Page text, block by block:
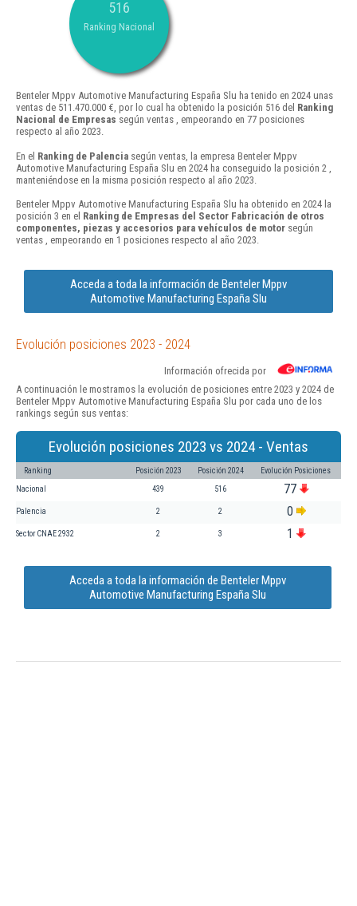
516
Ranking Nacional
Benteler Mppv Automotive Manufacturing España Slu ha tenido en 2024 unas
ventas de 511.470.000 €, por lo cual ha obtenido la posición 516 del Ranking
Nacional de Empresas según ventas , empeorando en 77 posiciones
respecto al año 2023.
En el Ranking de Palencia según ventas, la empresa Benteler Mppv
Automotive Manufacturing España Slu en 2024 ha conseguido la posición 2 ,
manteniéndose en la misma posición respecto al año 2023.
Benteler Mppv Automotive Manufacturing España Slu ha obtenido en 2024 la
posición 3 en el Ranking de Empresas del Sector Fabricación de otros
componentes, piezas y accesorios para vehículos de motor según
ventas , empeorando en 1 posiciones respecto al año 2023.
Acceda a toda la información de Benteler Mppv
Automotive Manufacturing España Slu
Evolución posiciones 2023 - 2024
Información ofrecida por
A continuación le mostramos la evolución de posiciones entre 2023 y 2024 de
Benteler Mppv Automotive Manufacturing España Slu por cada uno de los
rankings según sus ventas:
Evolución posiciones 2023 vs 2024 - Ventas
Ranking Posición 2023 Posición 2024 Evolución Posiciones
Nacional 439 516 77
Palencia 2 2 0
Sector CNAE 2932 2 3 1
Acceda a toda la información de Benteler Mppv
Automotive Manufacturing España Slu